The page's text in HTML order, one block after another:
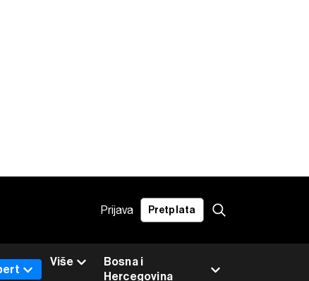
Prijava Pretplata
Bosna i
Hercegovina
Više